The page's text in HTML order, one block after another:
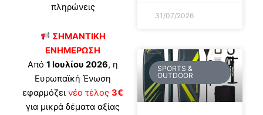
πληρώνεις
ΣΗΜΑΝΤΙΚΗ
ΕΝΗΜΕΡΩΣΗ
Από1 Ιουλίου 2026, η
Ευρωπαϊκή Ένωση
εφαρμόζεινέο τέλος3€
για μικρά δέματα αξίας
31/07/2026
SPORTS &
OUTDOOR